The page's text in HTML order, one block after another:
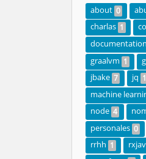
about 0
charlas 1
documentation
graalvm 1
jbake 7 jq 1
machine
node 4
personales 0
rrhh 1